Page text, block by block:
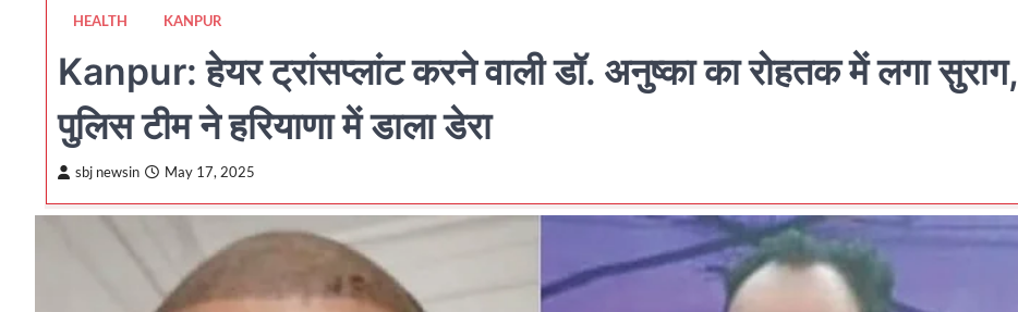
HEALTH KANPUR
Kanpur: हेयर ट्रांसप्लांट करने वाली डॉ. अनुष्का का रोहतक में लगा सुराग,
पुलिस टीम ने हरियाणा में डाला डेरा
sbj newsin May 17, 2025